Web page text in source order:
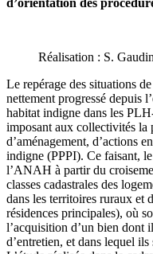
Réalisation : S.
Le repérage des situations
nettement progressé depuis
habitat indigne dans les
imposant aux collectivités la
d’aménagement, d’actions
indigne (PPPI). Ce faisant,
l’ANAH à partir du
classes cadastrales des
dans les territoires ruraux et
résidences principales), où
l’acquisition d’un bien dont
d’entretien, et dans lequel